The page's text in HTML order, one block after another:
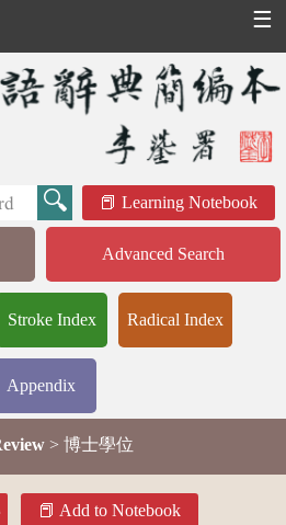
☰
Learning Notebook
Advanced Search
Stroke Index Radical Index
Appendix
> 博士學位
Add to Notebook